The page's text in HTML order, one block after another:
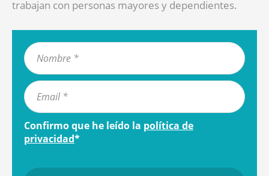
trabajan con personas mayores y dependientes.
Confirmo que he leído la política de
privacidad*